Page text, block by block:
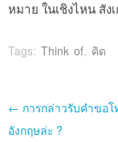
หมาย ในเชิงไหน สัง
Tags: Think of, คิด
Post
← การกล่าวรับคำขอ
อังกฤษล่ะ ?